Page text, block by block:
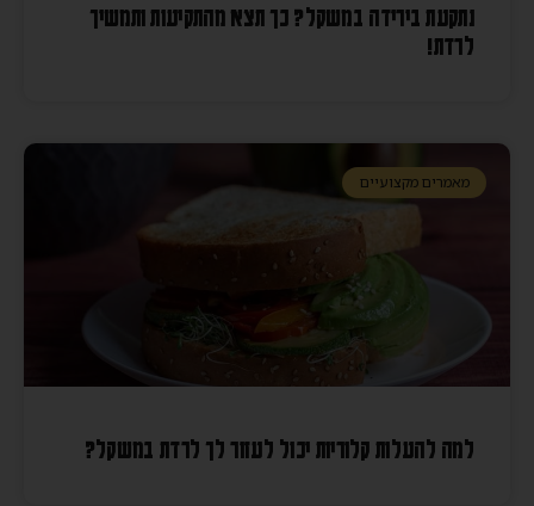
נתקעת בירידה במשקל? כך תצא מהתקיעות ותמשיך
לרדת!
מאמרים מקצועיים
למה להעלות קלוריות יכול לעזור לך לרדת במשקל?